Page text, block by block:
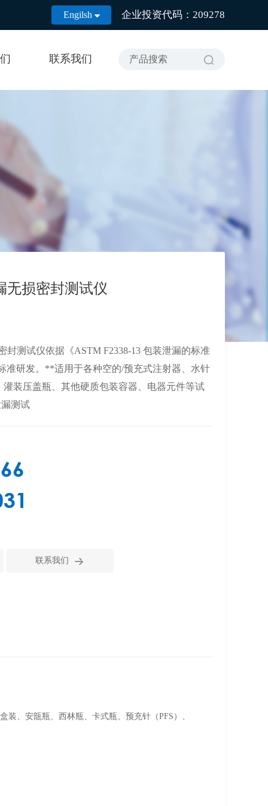
Engilsh  企业投资代码：209278
联系我们
无损密封测试仪
封测试仪依据《ASTM F2338-13 包装泄漏的标准
准研发。**适用于各种空的/预充式注射器、水针
装压盖瓶、其他硬质包装容器、电器元件等试
测试
联系我们 
、安瓿瓶、西林瓶、卡式瓶、预充针（PFS）、